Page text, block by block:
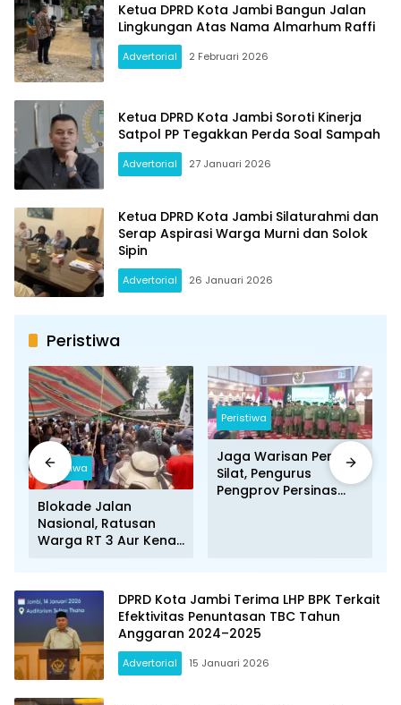
Ketua DPRD Kota Jambi Bangun Jalan
Lingkungan Atas Nama Almarhum Raffi
Advertorial 2 Februari 2026
Ketua DPRD Kota Jambi Soroti Kinerja
Satpol PP Tegakkan Perda Soal Sampah
Advertorial 27 Januari 2026
Ketua DPRD Kota Jambi Silaturahmi dan
Serap Aspirasi Warga Murni dan Solok
Sipin
Advertorial 26 Januari 2026
Peristiwa
Peristiwa
Blokade Jalan
Nasional, Ratusan
Warga RT 3 Aur Kenali
PT SAS
Peristiwa
Jaga Warisan Pencak
Silat, Pengurus
Pengprov Persinas
DPRD Kota Jambi Terima LHP BPK Terkait
Efektivitas Penuntasan TBC Tahun
Anggaran 2024–2025
Advertorial 15 Januari 2026